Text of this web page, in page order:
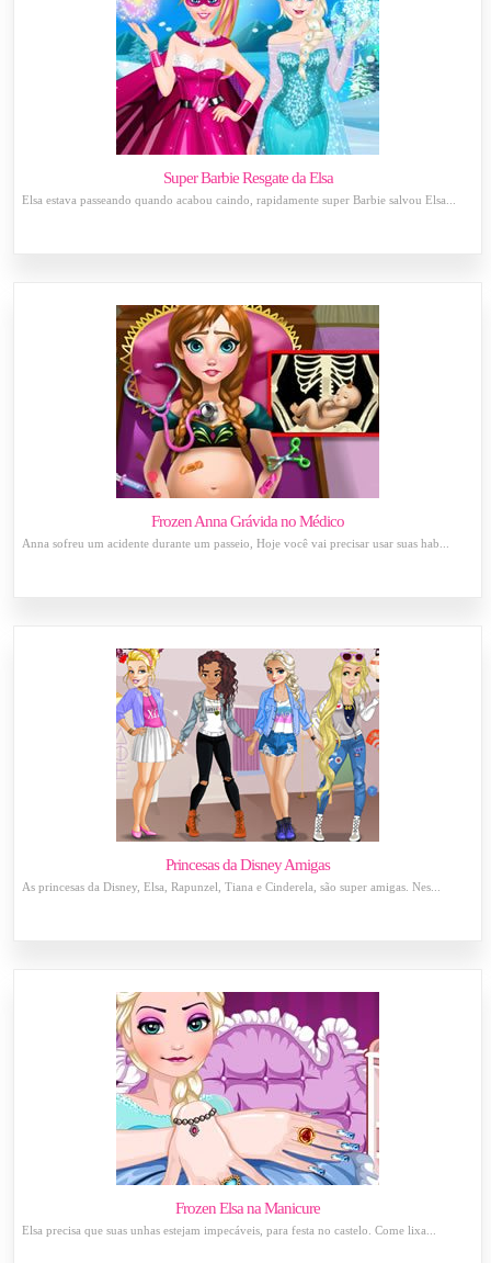
Super Barbie Resgate da Elsa
Elsa estava passeando quando acabou caindo, rapidamente super Barbie salvou Elsa...
Frozen Anna Grávida no Médico
Anna sofreu um acidente durante um passeio, Hoje você vai precisar usar suas hab...
Princesas da Disney Amigas
As princesas da Disney, Elsa, Rapunzel, Tiana e Cinderela, são super amigas. Nes...
Frozen Elsa na Manicure
Elsa precisa que suas unhas estejam impecáveis, para festa no castelo. Come lixa...